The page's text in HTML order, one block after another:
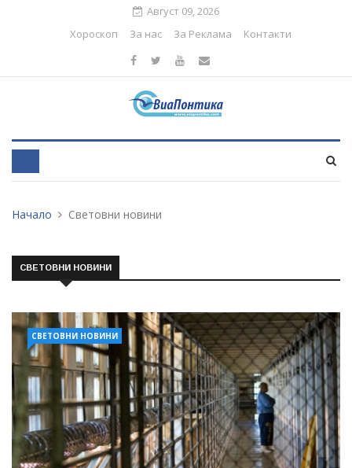
Август 09, 2026
Хороскоп
За нас За Реклама Контакти
Начало Световни новини
СВЕТОВНИ НОВИНИ
СВЕТОВНИ НОВИНИ